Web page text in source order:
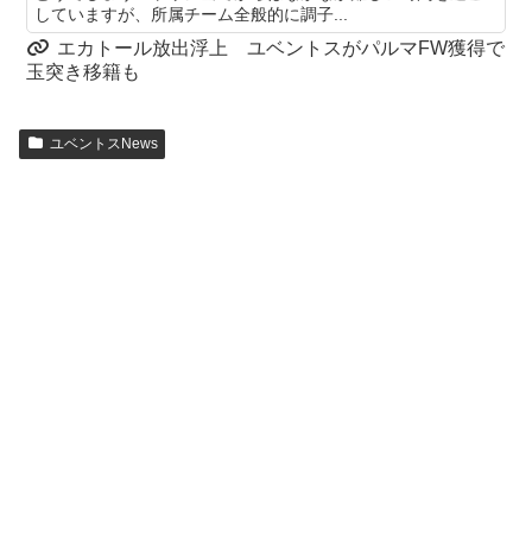
していますが、所属チーム全般的に調子...
エカトール放出浮上 ユベントスがパルマFW獲得で
玉突き移籍も
ユベントスNews